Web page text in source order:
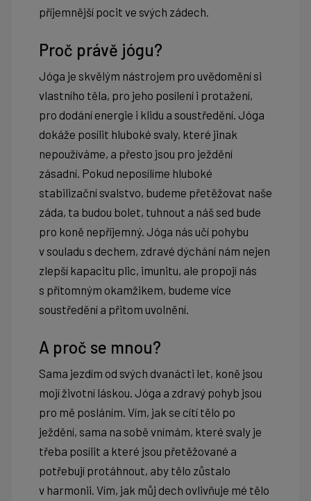
příjemnější pocit ve svých zádech.
Proč právě jógu?
Jóga je skvělým nástrojem pro uvědomění si
vlastního těla, pro jeho posílení i protažení,
pro dodání energie i klidu a soustředění. Jóga
dokáže posílit hluboké svaly, které jinak
nepoužíváme, a přesto jsou pro ježdění
zásadní. Pokud neposílíme hluboké
stabilizační svalstvo, budeme přetěžovat naše
záda, ta budou bolet, tuhnout a náš sed bude
pro koně nepříjemný. Jóga nás učí pohybu
v souladu s dechem, zdravé dýchání nám nejen
zlepší kapacitu plic, imunitu, ale propojí nás
s přítomným okamžikem, budeme více
soustředění a přitom uvolnění.
A proč se mnou?
Sama jezdím od svých dvanácti let, koně jsou
mojí životní láskou. Jóga a zdravý pohyb jsou
pro mě posláním. Vím, jak se cítí tělo po
ježdění, sama na sobě vnímám, které svaly je
třeba posílit a které jsou přetěžované a
potřebují protáhnout, aby tělo zůstalo
v harmonii. Vím, jak můj dech ovlivňuje mé tělo